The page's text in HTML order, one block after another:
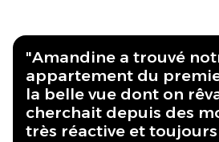
"Amandine a trouvé
appartement du
la belle vue dont on
cherchait depuis des
très réactive et toujours